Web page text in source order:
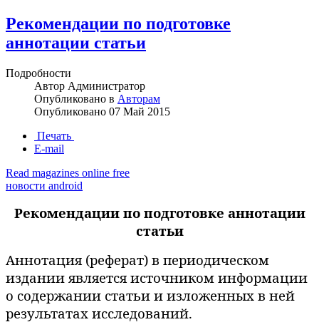
Рекомендации по подготовке
аннотации статьи
Подробности
Автор Администратор
Опубликовано в Авторам
Опубликовано 07 Май 2015
Печать
E-mail
Read magazines online free
новости android
Рекомендации по подготовке аннотации
статьи
Аннотация (реферат) в периодическом
издании является источником информации
о содержании статьи и изложенных в ней
результатах исследований.